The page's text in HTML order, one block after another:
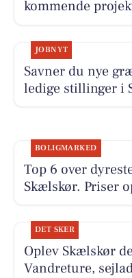
kommende
JOBNYT
Savner du nye
ledige stillinger i
BOLIGMARKED
Top 6 over
Skælskør. Priser
DET SKER
Oplev Skælskør
Vandreture,